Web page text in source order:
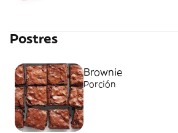
Postres
Brownie
Porción